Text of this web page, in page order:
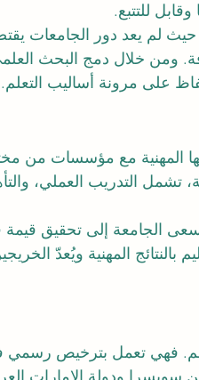
للتتبع.
حيث لم يعد دور الجامعات
ومن خلال دمج البحث
على مرونة أساليب التعلم.
المهنية مع مؤسسات من
التدريب العملي،
الجامعة إلى تحقيق قيمة
بالنتائج المهنية ويُعدّ
فهي تعمل بترخيص رسمي